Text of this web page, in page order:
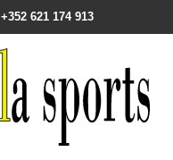
+352 621 174 913